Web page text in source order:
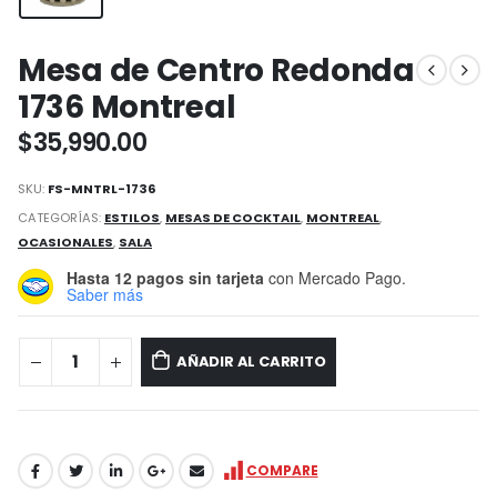
Mesa de Centro Redonda
1736 Montreal
$35,990.00
SKU: FS-MNTRL-1736
CATEGORÍAS: ESTILOS, MESAS DE COCKTAIL, MONTREAL,
OCASIONALES, SALA
Hasta 12 pagos sin tarjeta con Mercado Pago.
Saber más
AÑADIR AL CARRITO
COMPARE